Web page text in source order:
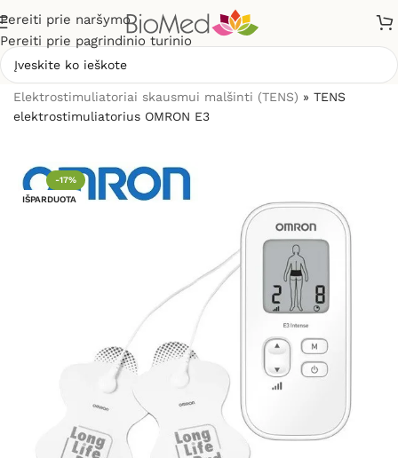
Pereiti prie naršymo
Pereiti prie pagrindinio turinio
Elektrostimuliatoriai skausmui malšinti (TENS) » TENS
elektrostimuliatorius OMRON E3
-17%
IŠPARDUOTA